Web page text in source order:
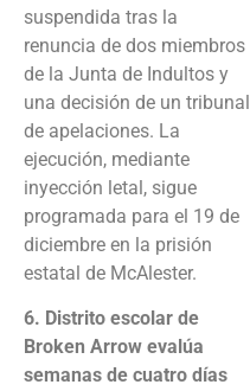
suspendida tras la
renuncia de dos miembros
de la Junta de Indultos y
una decisión de un tribunal
de apelaciones. La
ejecución, mediante
inyección letal, sigue
programada para el 19 de
diciembre en la prisión
estatal de McAlester.
6. Distrito escolar de
Broken Arrow evalúa
semanas de cuatro días